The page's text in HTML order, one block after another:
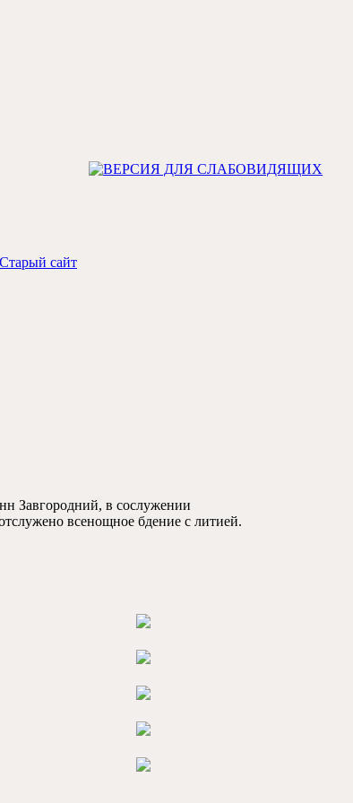
Старый сайт
Завгородний, в сослужении
всенощное бдение с литией.